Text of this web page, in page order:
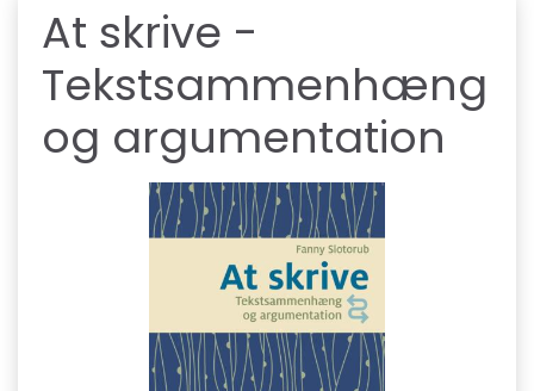
At skrive -
Tekstsammenhæng
og argumentation